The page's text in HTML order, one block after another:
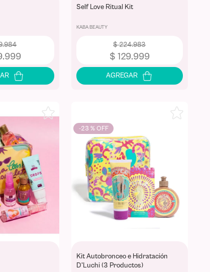
.984
.999
Self Love Ritual Kit
KABA BEAUTY
$ 224.983
$ 129.999
-23 %
Kit Autobronceo e Hidratación
D'Luchi (3 Productos)